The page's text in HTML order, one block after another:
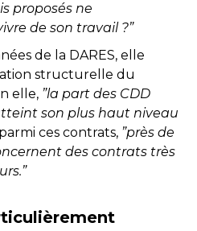
proposés ne
de son travail ?”
de la DARES, elle
structurelle du
elle, ”la part des CDD
son plus haut niveau
ces contrats, ”près de
des contrats très